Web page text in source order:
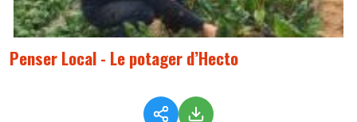
Penser Local - Le potager d’Hecto